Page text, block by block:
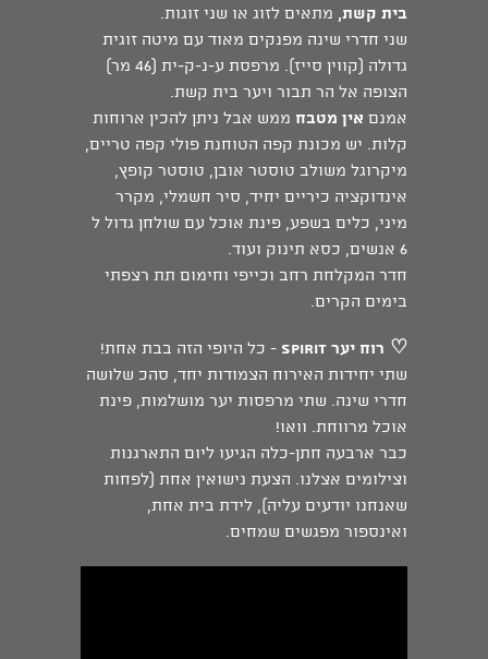
בית קשת, מתאים לזוג או שני זוגות.
שני חדרי שינה מפנקים מאוד עם מיטה זוגית
גדולה (קווין סייז). מרפסת ע-נ-ק-ית (46 מר)
הצופה אל הר תבור ויער בית קשת.
אמנם אין מטבח ממש אבל ניתן להכין ארוחות
קלות. יש מכונת קפה הטוחנת פולי קפה טריים,
מיקרוגל משולב טוסטר אובן, טוסטר קופץ,
אינדוקציה כיריים יחיד, סיר חשמלי, מקרר
מיני, כלים בשפע, פינת אוכל עם שולחן גדול ל
6 אנשים, כסא תינוק ועוד.
חדר המקלחת רחב וכייפי וחימום תת רצפתי
בימים הקרים.
♡ רוח יער Spirit
- כל היופי הזה בבת אחת!
שתי יחידות האירוח הצמודות יחד, סהכ שלושה
חדרי שינה. שתי מרפסות יער מושלמות, פינת
אוכל מרווחת. וואו!
כבר ארבעה חתן-כלה הגיעו ליום התארגנות
וצילומים אצלנו. הצעת נישואין אחת (לפחות
שאנחנו יודעים עליה), לידת בית אחת,
ואינספור מפגשים שמחים.